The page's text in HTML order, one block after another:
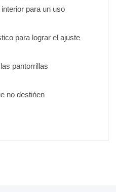
para un uso
para lograr el ajuste
pantorrillas
no destińen